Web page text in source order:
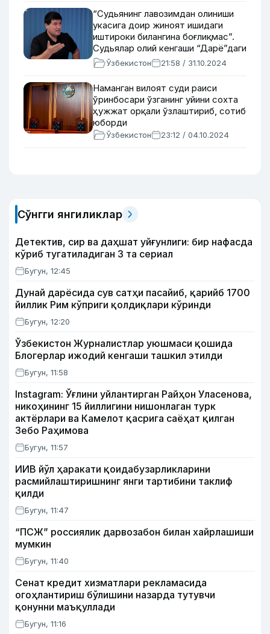
“Судьянинг лавозимдан олиниши
укасига доир жиноят ишидаги
иштироки билангина боғлиқмас”.
Судьялар олий кенгаши “Дарё”даги
мақолага муносабат билдирди
Ўзбекистон 21:58 / 31.10.2024
Наманган вилоят суди раиси
ўринбосари ўзганинг уйини сохта
ҳужжат орқали ўзлаштириб, сотиб
юборди
Ўзбекистон 23:12 / 04.10.2024
Сўнгги янгиликлар
Детектив, сир ва даҳшат уйғунлиги: бир нафасда
кўриб тугатиладиган 3 та сериал
Бугун, 12:45
Дунай дарёсида сув сатҳи пасайиб, қарийб 1700
йиллик Рим кўприги қолдиқлари кўринди
Бугун, 12:20
Ўзбекистон Журналистлар уюшмаси қошида
Блогерлар ижодий кенгаши ташкил этилди
Бугун, 11:58
Instagram: Ўғлини уйлантирган Райҳон Уласенова,
никоҳининг 15 йиллигини нишонлаган турк
актёрлари ва Камелот қасрига саёҳат қилган
Зебо Раҳимова
Бугун, 11:57
ИИВ йўл ҳаракати қоидабузарликларини
расмийлаштиришнинг янги тартибини таклиф
қилди
Бугун, 11:47
“ПСЖ” россиялик дарвозабон билан хайрлашиши
мумкин
Бугун, 11:40
Сенат кредит хизматлари рекламасида
огоҳлантириш бўлишини назарда тутувчи
қонунни маъқуллади
Бугун, 11:16